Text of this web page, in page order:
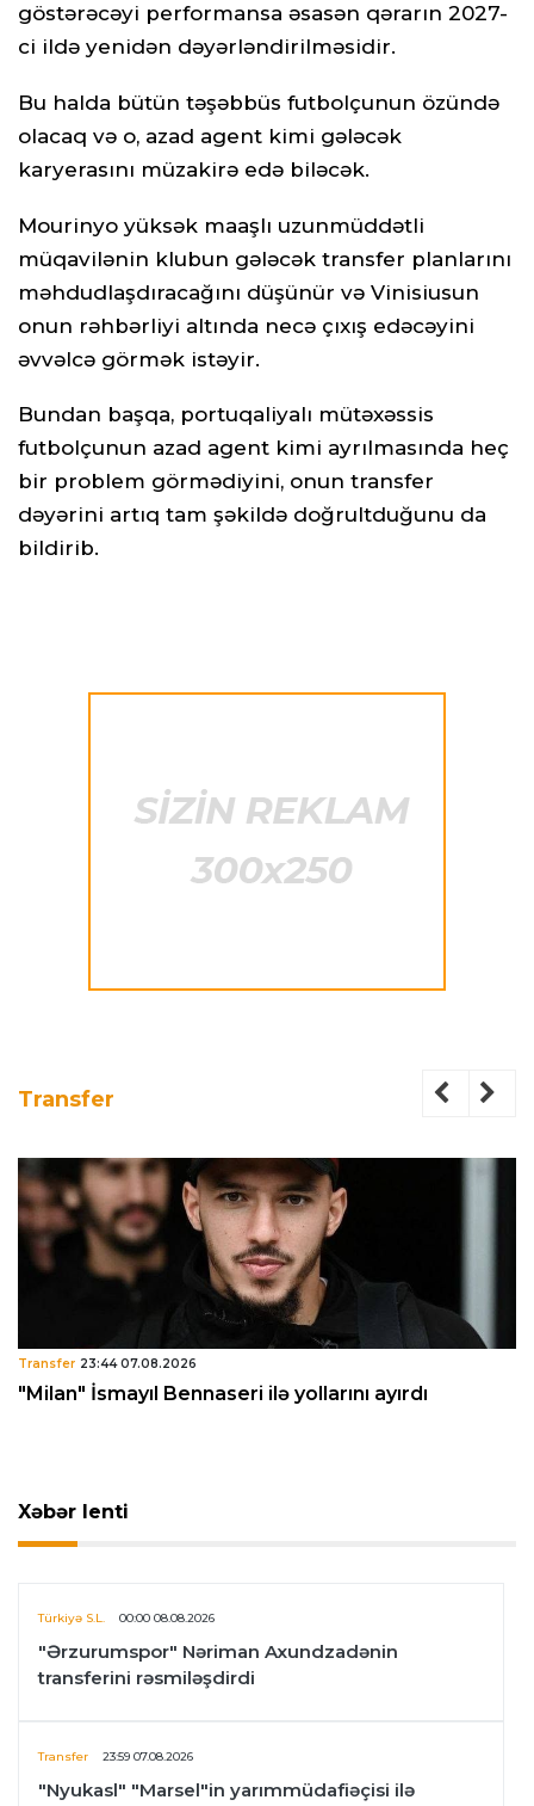
göstərəcəyi performansa əsasən qərarın 2027-
ci ildə yenidən dəyərləndirilməsidir.
Bu halda bütün təşəbbüs futbolçunun özündə
olacaq və o, azad agent kimi gələcək
karyerasını müzakirə edə biləcək.
Mourinyo yüksək maaşlı uzunmüddətli
müqavilənin klubun gələcək transfer planlarını
məhdudlaşdıracağını düşünür və Vinisiusun
onun rəhbərliyi altında necə çıxış edəcəyini
əvvəlcə görmək istəyir.
Bundan başqa, portuqaliyalı mütəxəssis
futbolçunun azad agent kimi ayrılmasında heç
bir problem görmədiyini, onun transfer
dəyərini artıq tam şəkildə doğrultduğunu da
bildirib.
Transfer
Transfer 23:44 07.08.2026
"Milan" İsmayıl Bennaseri ilə yollarını ayırdı
Xəbər lenti
Türkiyə S.L. 00:00 08.08.2026
"Ərzurumspor" Nəriman Axundzadənin
transferini rəsmiləşdirdi
Transfer 23:59 07.08.2026
"Nyukasl" "Marsel"in yarımmüdafiəçisi ilə